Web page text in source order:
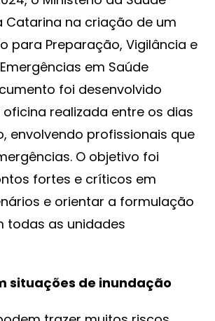
Catarina na criação de um
para Preparação, Vigilância e
em Saúde
foi desenvolvido
realizada entre os dias
envolvendo profissionais que
O objetivo foi
fortes e críticos em
e orientar a formulação
todas as unidades
situações de inundação